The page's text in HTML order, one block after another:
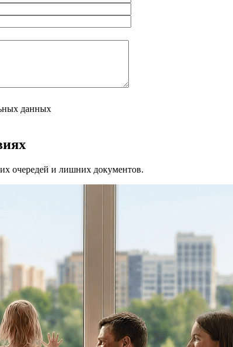
данных
очередей и лишних документов.